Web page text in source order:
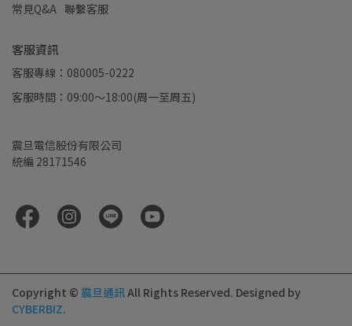
常見Q&A 聯繫客服
客服資訊
客服專線：080005-0222
客服時間：09:00～18:00(周一至周五)
震旦電信股份有限公司
統編 28171546
Copyright © 震旦通訊All Rights Reserved. Designed by
CYBERBIZ.